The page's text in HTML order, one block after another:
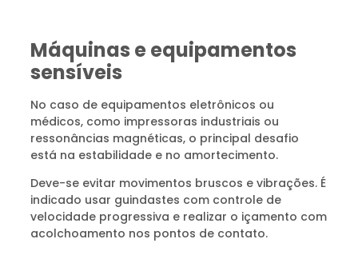
Máquinas e equipamentos
sensíveis
No caso de equipamentos eletrônicos ou
médicos, como impressoras industriais ou
ressonâncias magnéticas, o principal desafio
está na estabilidade e no amortecimento.
Deve-se evitar movimentos bruscos e vibrações. É
indicado usar guindastes com controle de
velocidade progressiva e realizar o içamento com
acolchoamento nos pontos de contato.